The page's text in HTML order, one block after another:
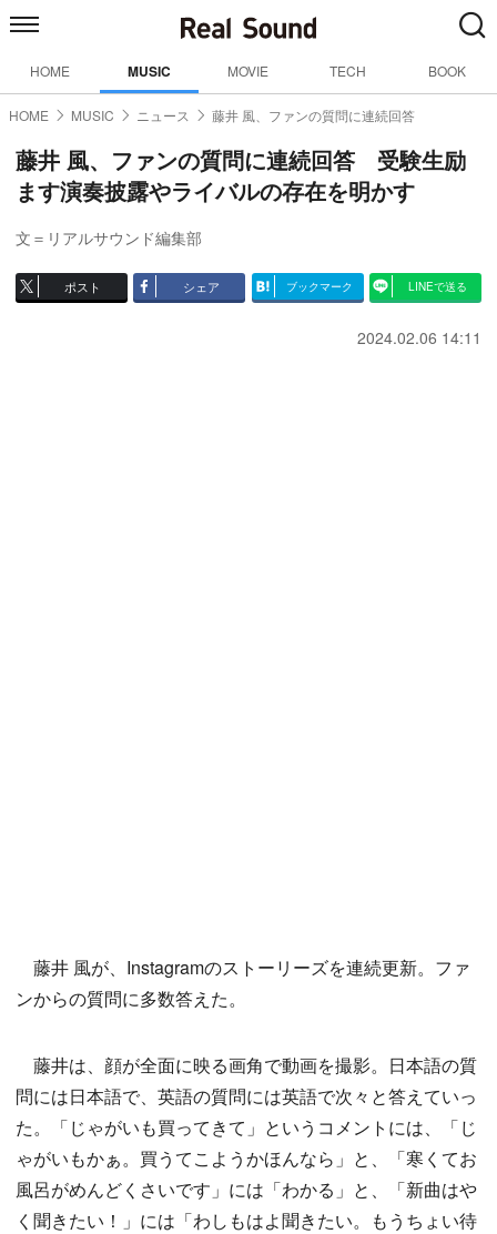
HOME MUSIC MOVIE TECH BOOK
HOME MUSIC ニュース 藤井 風、ファンの質問に連続回答
藤井 風、ファンの質問に連続回答 受験生励
ます演奏披露やライバルの存在を明かす
文＝リアルサウンド編集部
ポスト シェア ブックマーク LINEで送る
2024.02.06 14:11
藤井 風が、Instagramのストーリーズを連続更新。ファ
ンからの質問に多数答えた。
藤井は、顔が全面に映る画角で動画を撮影。日本語の質
問には日本語で、英語の質問には英語で次々と答えていっ
た。「じゃがいも買ってきて」というコメントには、「じ
ゃがいもかぁ。買うてこようかほんなら」と、「寒くてお
風呂がめんどくさいです」には「わかる」と、「新曲はや
く聞きたい！」には「わしもはよ聞きたい。もうちょい待